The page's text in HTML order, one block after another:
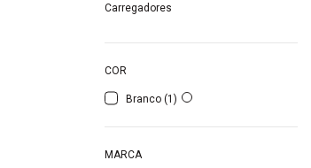
Carregadores
COR
Branco (1)
MARCA